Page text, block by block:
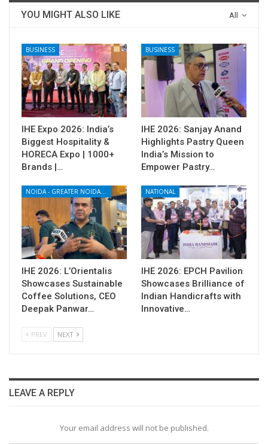
All
YOU MIGHT ALSO LIKE
BUSINESS
IHE Expo 2026: India’s
Biggest Hospitality &
HORECA Expo | 1000+
Brands |…
BUSINESS
IHE 2026: Sanjay Anand
Highlights Pastry Queen
India’s Mission to
Empower Pastry…
NOIDA - GREATER NOIDA - YAMUNA EXPRESSWAY
IHE 2026: L’Orientalis
Showcases Sustainable
Coffee Solutions, CEO
Deepak Panwar…
NATIONAL
IHE 2026: EPCH Pavilion
Showcases Brilliance of
Indian Handicrafts with
Innovative…
PREV NEXT
LEAVE A REPLY
Your email address will not be published.